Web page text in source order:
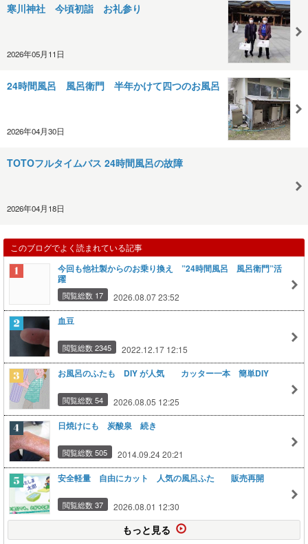
寒川神社 今頃初詣 お礼参り
2026年05月11日
24時間風呂 風呂衛門 半年かけて四つのお風呂
2026年04月30日
TOTOフルタイムバス 24時間風呂の故障
2026年04月18日
このブログでよく読まれている記事
今回も他社製からのお乗り換え ”24時間風呂 風呂衛門”活
躍
閲覧総数 17 2026.08.07 23:52
血豆
閲覧総数 2345 2022.12.17 12:15
お風呂のふたも DIY が人気 カッター一本 簡単DIY
閲覧総数 54 2026.08.05 12:25
日焼けにも 炭酸泉 続き
閲覧総数 505 2014.09.24 20:21
安全軽量 自由にカット 人気の風呂ふた 販売再開
閲覧総数 37 2026.08.01 12:30
もっと見る